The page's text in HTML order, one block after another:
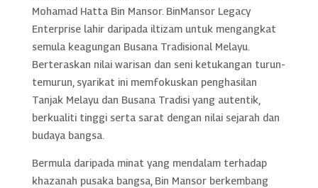
Mohamad Hatta Bin Mansor. BinMansor Legacy
Enterprise lahir daripada iltizam untuk mengangkat
semula keagungan Busana Tradisional Melayu.
Berteraskan nilai warisan dan seni ketukangan turun-
temurun, syarikat ini memfokuskan penghasilan
Tanjak Melayu dan Busana Tradisi yang autentik,
berkualiti tinggi serta sarat dengan nilai sejarah dan
budaya bangsa.
Bermula daripada minat yang mendalam terhadap
khazanah pusaka bangsa, Bin Mansor berkembang